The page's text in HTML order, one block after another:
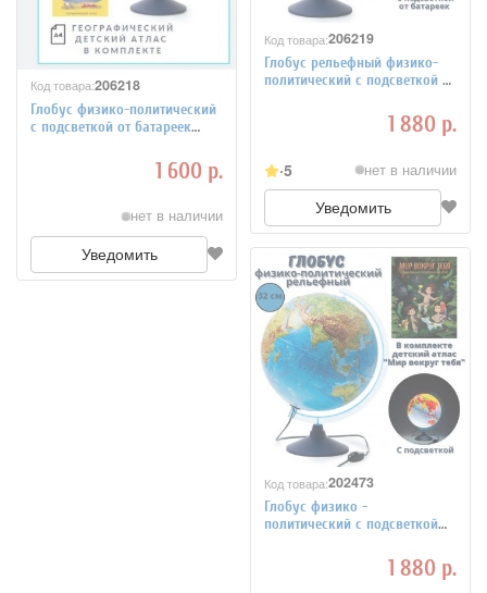
Код товара:206218
Глобус физико-политический
с подсветкой от батареек
1 600 р.
нет в наличии
Уведомить
Код товара:206219
Глобус рельефный физико-
политический с подсветкой от
Атлас "Мир вокруг тебя"1 880 р.
5 нет в наличии
Уведомить
Код товара:202473
Глобус физико -
политический с подсветкой
см+ Атлас "Мир вокруг тебя"
1 880 р.